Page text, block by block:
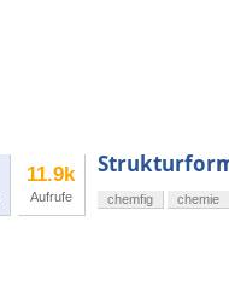
11.9k
Aufrufe chemfig chemie